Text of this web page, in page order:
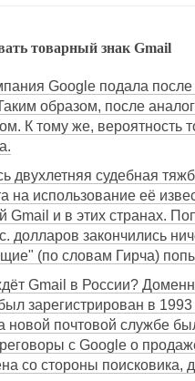
товарный знак Gmail
Google подала
образом, после
К тому же, вероятность
двухлетняя судебная
на использование её
и в этих странах.
долларов закончились
(по словам Гирча)
Gmail в России?
зарегистрирован в
новой почтовой службе
с Google о
со стороны поисковика,